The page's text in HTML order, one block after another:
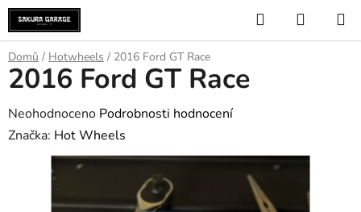
Přejít
na
obsah
Hledat
KOŠÍK
Domů / Hotwheels / 2016 Ford GT Race
2016 Ford GT Race
Průměrné
hodnocení
produktu
Neohodnoceno Podrobnosti hodnocení
Značka: Hot Wheels